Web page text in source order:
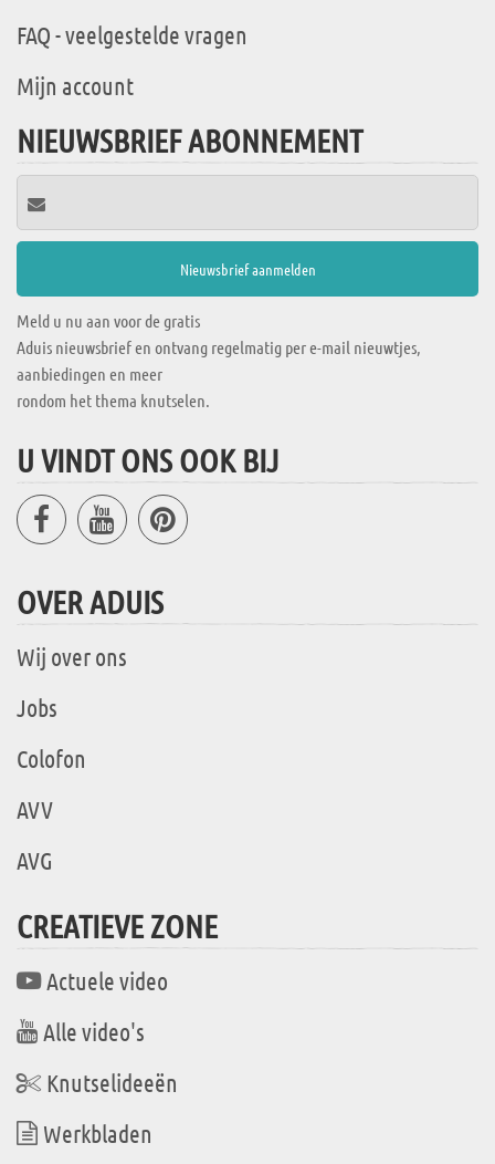
FAQ - veelgestelde vragen
Mijn account
NIEUWSBRIEF ABONNEMENT
Meld u nu aan voor de gratis
Aduis nieuwsbrief en ontvang regelmatig per e-mail nieuwtjes,
aanbiedingen en meer
rondom het thema knutselen.
U VINDT ONS OOK BIJ
OVER ADUIS
Wij over ons
Jobs
Colofon
AVV
AVG
CREATIEVE ZONE
Actuele video
Alle video's
Knutselideeën
Werkbladen